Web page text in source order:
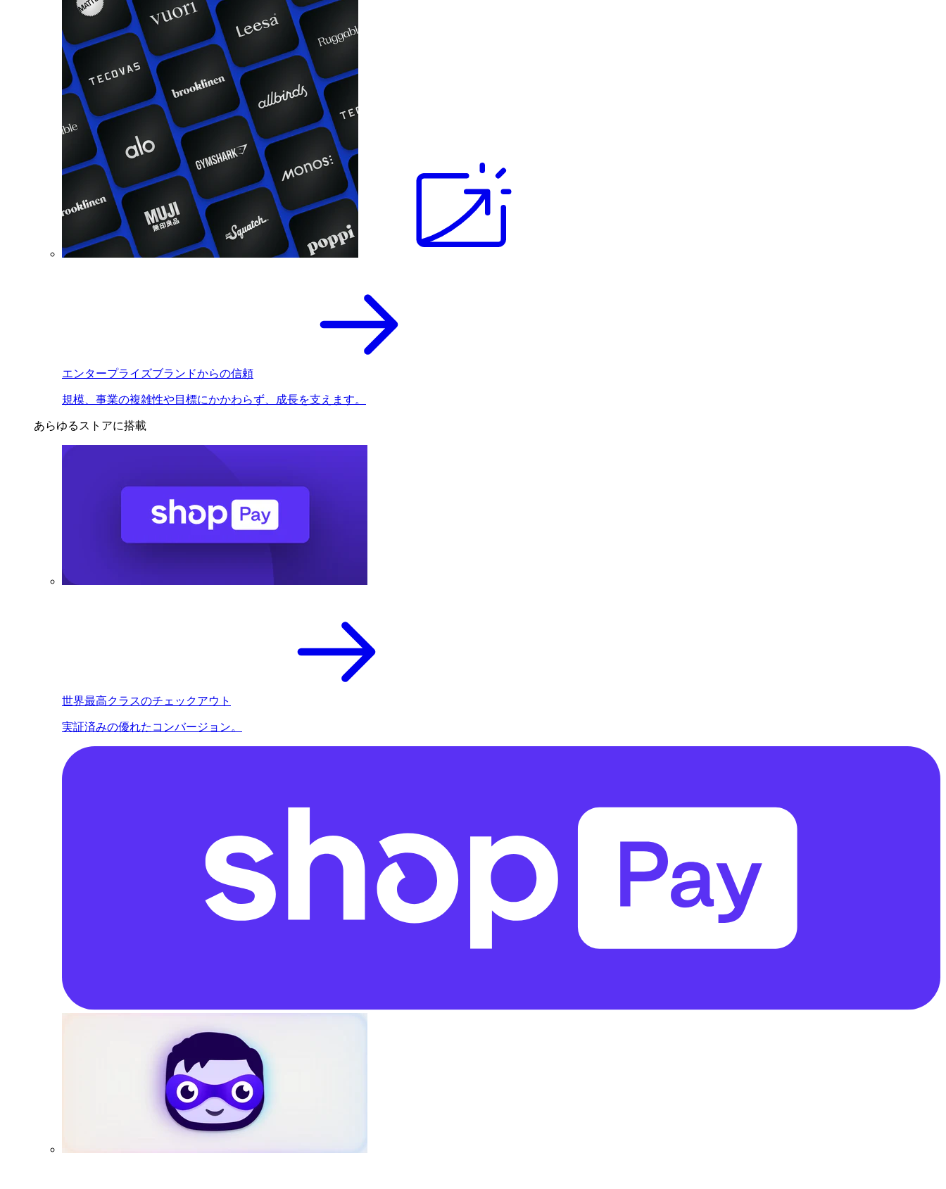
エンタープライズブランドからの信頼
規模、事業の複雑性や目標にかかわらず、成長を支えます。
あらゆるストアに搭載
世界最高クラスのチェックアウト
実証済みの優れたコンバージョン。